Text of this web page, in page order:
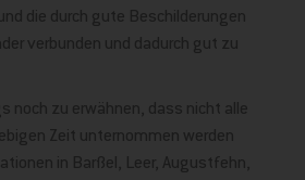
die durch gute Beschilderungen
verbunden und dadurch gut zu
noch zu erwähnen, dass nicht alle
Zeit unternommen werden
in Barßel, Leer, Augustfehn,